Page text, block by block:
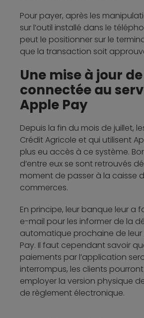
Pour payer, après les
sur l’outil installé dans le
peut le positionner sur le
que la transaction soit
Une mise à jour
connectée au
Apple Pay
Depuis la fin du mois de juillet,
Crédit Agricole et qui utilisent
plus eu accès à ce système.
d’entre eux se sont retrouvés
moment de passer à la caisse
commerces.
En principe, leur banque leur a
e-mail pour les informer de la
automatique prochaine de leur
Pay. Il faut cependant savoir
paiements par l’application
interrompus, les clients
employer la version physique
de règlement électronique.